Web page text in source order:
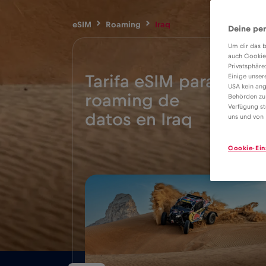
eSIM Roaming Iraq
Tarifa eSIM para
roaming de
datos en Iraq
6€
Deine
Um dir das
auch
Einige
USA kein
Behörden
Verfügung
uns und von
Cookie-